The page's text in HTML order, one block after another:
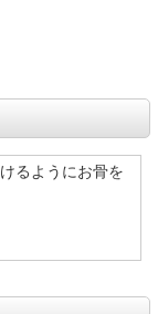
るようにお骨を